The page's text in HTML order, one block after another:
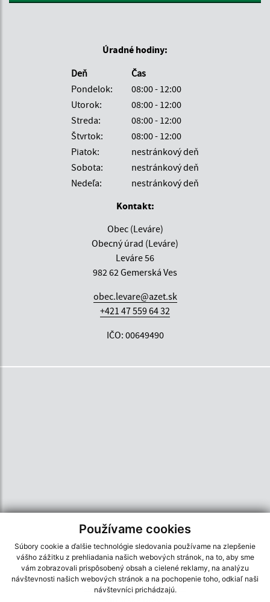
Používame cookies
Súbory cookie a ďalšie technológie sledovania používame na zlepšenie
vášho zážitku z prehliadania našich webových stránok, na to, aby sme
vám zobrazovali prispôsobený obsah a cielené reklamy, na analýzu
návštevnosti našich webových stránok a na pochopenie toho, odkiaľ naši
návštevníci prichádzajú.
Úradné hodiny:
Deň
Čas
Pondelok:
08:00 - 12:00
Utorok:
08:00 - 12:00
Streda:
08:00 - 12:00
Štvrtok:
08:00 - 12:00
Piatok:
nestránkový deň
Sobota:
nestránkový deň
Nedeľa:
nestránkový deň
Kontakt:
Obec (Leváre)
Obecný úrad (Leváre)
Leváre 56
982 62 Gemerská Ves
obec.levare@azet.sk
+421 47 559 64 32
IČO: 00649490
Informácie o stránke:
Vyhlásenie o prístupnosti